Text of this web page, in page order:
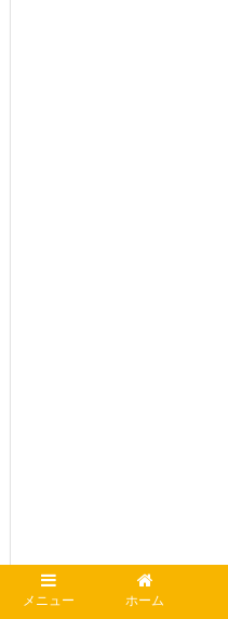
メニュー ホーム